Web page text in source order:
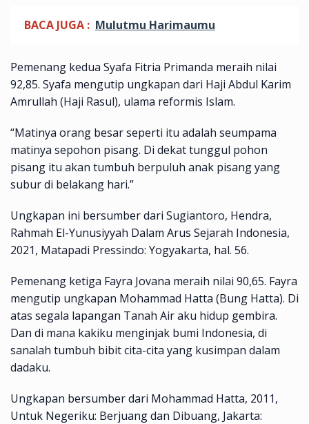
BACA JUGA : Mulutmu Harimaumu
Pemenang kedua Syafa Fitria Primanda meraih nilai
92,85. Syafa mengutip ungkapan dari Haji Abdul Karim
Amrullah (Haji Rasul), ulama reformis Islam.
“Matinya orang besar seperti itu adalah seumpama
matinya sepohon pisang. Di dekat tunggul pohon
pisang itu akan tumbuh berpuluh anak pisang yang
subur di belakang hari.”
Ungkapan ini bersumber dari Sugiantoro, Hendra,
Rahmah El-Yunusiyyah Dalam Arus Sejarah Indonesia,
2021, Matapadi Pressindo: Yogyakarta, hal. 56.
Pemenang ketiga ⁠Fayra Jovana meraih nilai 90,65. Fayra
mengutip ungkapan Mohammad Hatta (Bung Hatta). Di
atas segala lapangan Tanah Air aku hidup gembira.
Dan di mana kakiku menginjak bumi Indonesia, di
sanalah tumbuh bibit cita-cita yang kusimpan dalam
dadaku.
Ungkapan bersumber dari Mohammad Hatta, 2011,
Untuk Negeriku: Berjuang dan Dibuang, Jakarta: